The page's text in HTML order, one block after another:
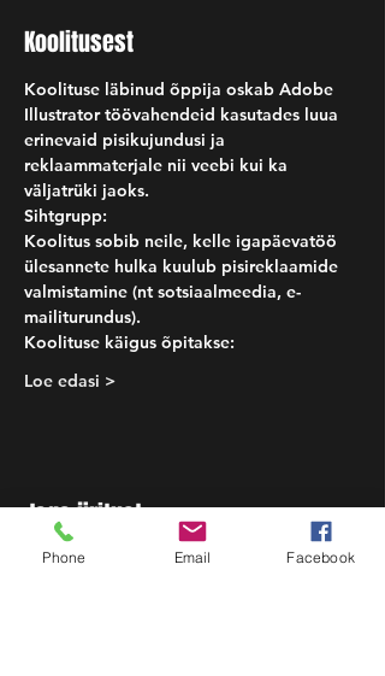
Koolitusest
Koolituse läbinud õppija oskab Adobe
Illustrator töövahendeid kasutades luua
erinevaid pisikujundusi ja
reklaammaterjale nii veebi kui ka
väljatrüki jaoks.
Sihtgrupp:
Koolitus sobib neile, kelle igapäevatöö
ülesannete hulka kuulub pisireklaamide
valmistamine (nt sotsiaalmeedia, e-
mailiturundus).
Koolituse käigus õpitakse:
Loe edasi >
Jaga üritust
Phone Email Facebook